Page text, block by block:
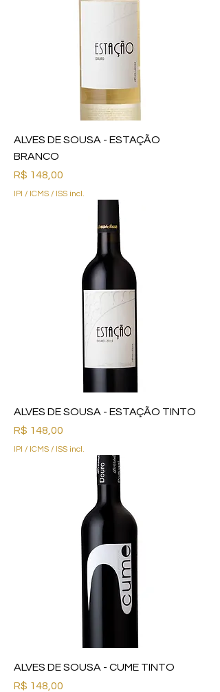
ALVES DE SOUSA - ESTAÇÃO
BRANCO
Preço
R$ 148,00
IPI / ICMS / ISS incl.
ALVES DE SOUSA - ESTAÇÃO TINTO
Preço
R$ 148,00
IPI / ICMS / ISS incl.
ALVES DE SOUSA - CUME TINTO
Preço
R$ 148,00